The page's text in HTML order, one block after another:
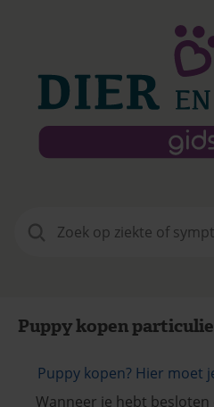
naar:
Puppy kopen
Puppy kopen? Hier moet
Wanneer je hebt besloten